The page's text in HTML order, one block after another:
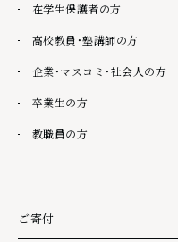
在学生保護者の方
高校教員・塾講師の方
企業・マスコミ・社会人の方
卒業生の方
教職員の方
ご寄付
外部リンク